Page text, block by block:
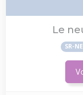
Le
SR-